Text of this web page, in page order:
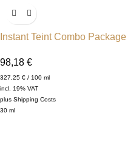
Instant Teint Combo Package
98,18 €
327,25 € / 100 ml
incl. 19% VAT
plus Shipping Costs
30 ml